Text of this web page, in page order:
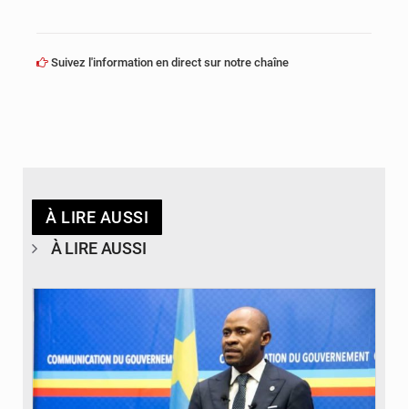
Suivez l'information en direct sur notre chaîne
À LIRE AUSSI
À LIRE AUSSI